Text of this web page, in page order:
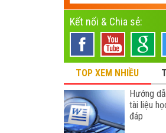
Kết nối & Chia sẻ:
TOP XEM NHIỀU
Hướng
tài liệu
đáp